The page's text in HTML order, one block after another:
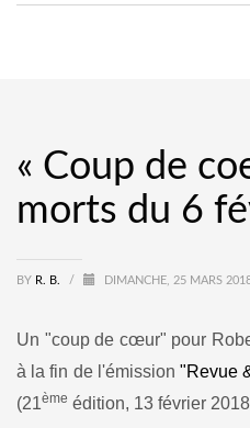
« Coup de
morts du 6
BY R. B. / DIMANCHE, 25 MARS
Un "coup de cœur" pour
à la fin de l'émission "Revue
(21ème édition, 13 février